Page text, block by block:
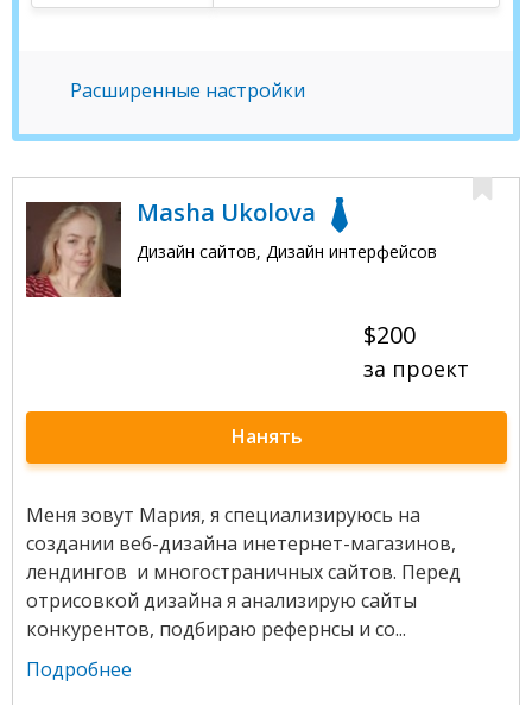
Расширенные настройки
Masha Ukolova
Дизайн сайтов, Дизайн интерфейсов
$200
за проект
Нанять
Меня зовут Мария, я специализируюсь на
создании веб-дизайна инетернет-магазинов,
лендингов и многостраничных сайтов. Перед
отрисовкой дизайна я анализирую сайты
конкурентов, подбираю рефернсы и со...
Подробнее